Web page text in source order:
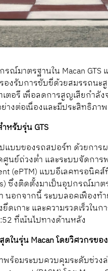
ณ์มาตรฐานใน Macan
องรับการขับขี่ด้วยสมรรถนะ
อรี เพื่อลดการสูญเสียกำลัง
างต่อเนื่องและมีประสิทธิภา
หรับรุ่น GTS
ปแบบของรถสปอร์ท ด้วยกา
ดศูนย์ถ่วงต่ำ และระบบจัดก
(ePTM) แบบอีเลคทรอนิค
ซึ่งติดตั้งมาเป็นอุปกรณ์มา
นอกจากนี้ ระบบลอคเฟืองท้
ยึดเกาะ และความรวดเร็วใ
ที่เน้นไปทางด้านหลัง
ในรุ่น Macan โดยวิศวกรข
ร้อมระบบควบคุมระดับช่วง